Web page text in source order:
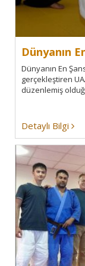
Dünyanın
Dünyanın En
gerçekleştiren
düzenlemiş
Detaylı Bilgi